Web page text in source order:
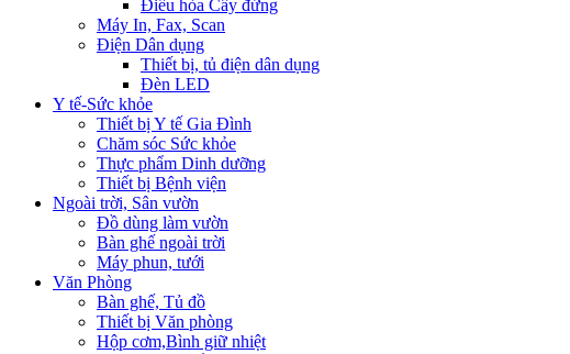
Điều hòa Cây đứng
Máy In, Fax, Scan
Điện Dân dụng
Thiết bị, tủ điện dân dụng
Đèn LED
Y tế-Sức khỏe
Thiết bị Y tế Gia Đình
Chăm sóc Sức khỏe
Thực phẩm Dinh dưỡng
Thiết bị Bệnh viện
Ngoài trời, Sân vườn
Đồ dùng làm vườn
Bàn ghế ngoài trời
Máy phun, tưới
Văn Phòng
Bàn ghế, Tủ đồ
Thiết bị Văn phòng
Hộp cơm,Bình giữ nhiệt